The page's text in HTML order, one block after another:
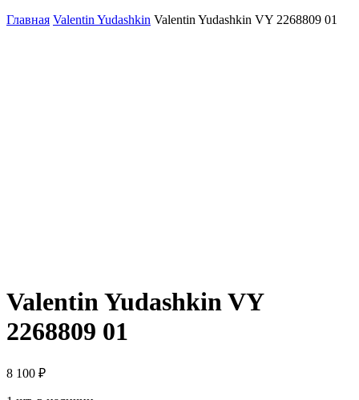
Главная Valentin Yudashkin Valentin Yudashkin VY 2268809 01
Valentin Yudashkin VY
2268809 01
8 100 ₽